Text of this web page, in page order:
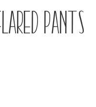
Pants